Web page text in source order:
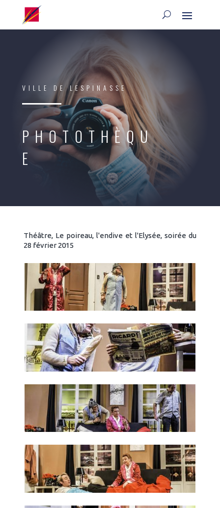
VILLE DE LESPINASSE
PHOTOTHÈQU
E
Théâtre, Le poireau, l'endive et l'Elysée, soirée du
28 février 2015